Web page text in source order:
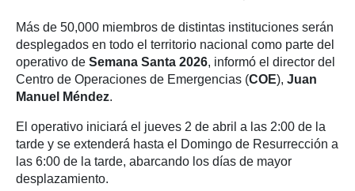
Más de 50,000 miembros de distintas instituciones serán
desplegados en todo el territorio nacional como parte del
operativo de Semana Santa 2026, informó el director del
Centro de Operaciones de Emergencias (COE), Juan
Manuel Méndez.
El operativo iniciará el jueves 2 de abril a las 2:00 de la
tarde y se extenderá hasta el Domingo de Resurrección a
las 6:00 de la tarde, abarcando los días de mayor
desplazamiento.